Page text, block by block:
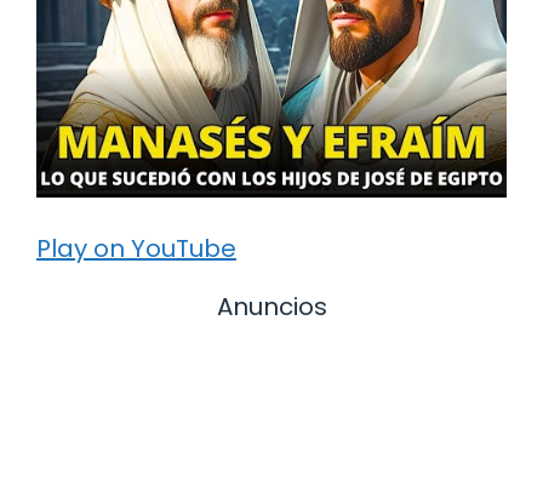
Play on YouTube
Anuncios